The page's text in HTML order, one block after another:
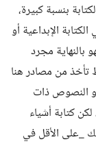
بنسبة كبيرة،
الإبداعية أو
بالنهاية مجرد
تأخذ من مصادر هنا
النصوص ذات
كتابة أشياء
_على الأقل في